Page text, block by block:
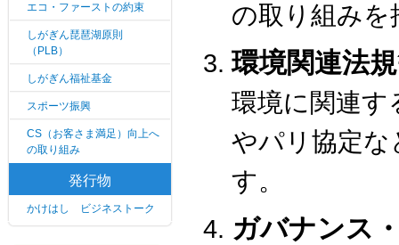
エコ・ファーストの約束
しがぎん琵琶湖原則
（PLB）
しがぎん福祉基金
スポーツ振興
CS（お客さま満足）向上へ
の取り組み
発行物
かけはし ビジネストーク
の取り組みを
環境関連法
環境に関連す
やパリ協定な
す。
ガバナンス